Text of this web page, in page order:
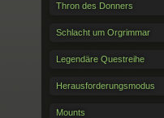
Thron des Donners
Schlacht um Orgrimmar
Legendäre Questreihe
Herausforderungsmodus
Mounts